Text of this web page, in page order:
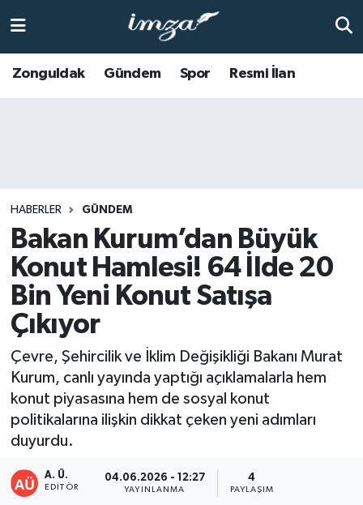
Zonguldak Gündem Spor Resmi İlan
HABERLER GÜNDEM
Bakan Kurum’dan Büyük
Konut Hamlesi! 64 İlde 20
Bin Yeni Konut Satışa
Çıkıyor
Çevre, Şehircilik ve İklim Değişikliği Bakanı Murat
Kurum, canlı yayında yaptığı açıklamalarla hem
konut piyasasına hem de sosyal konut
politikalarına ilişkin dikkat çeken yeni adımları
duyurdu.
A. Ü.
EDITÖR
04.06.2026 - 12:27
YAYINLANMA
4
PAYLAŞIM
Anasayfa
KİLİMLİ
BARTIN
BOLU
ÇAYCUMA
DEVREK
DÜZCE
EREĞLİ
Zonguldak Hava Durumu
Tüm Manşetler
Son Dakika Haberleri
Haber Arşivi